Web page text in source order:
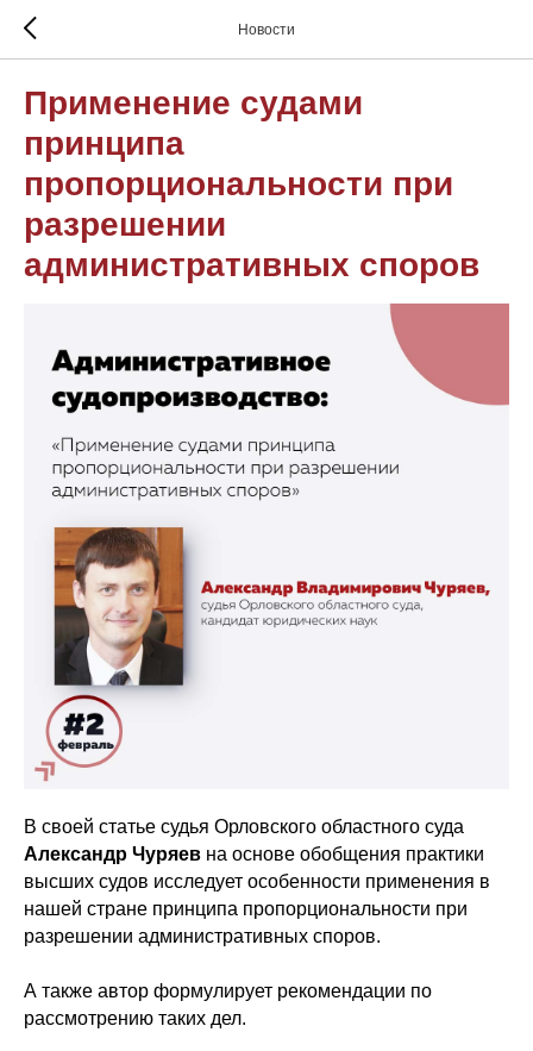
Новости
Применение судами
принципа
пропорциональности при
разрешении
административных споров
В своей статье судья Орловского областного суда
Александр Чуряев на основе обобщения практики
высших судов исследует особенности применения в
нашей стране принципа пропорциональности при
разрешении административных споров.
А также автор формулирует рекомендации по
рассмотрению таких дел.